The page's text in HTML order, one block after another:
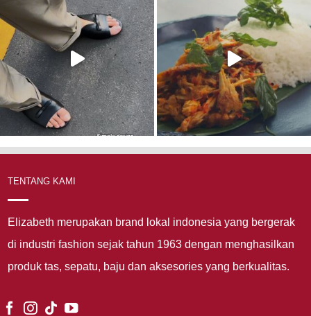
TENTANG KAMI
Elizabeth merupakan brand lokal indonesia yang bergerak
di industri fashion sejak tahun 1963 dengan menghasilkan
produk tas, sepatu, baju dan aksesories yang berkualitas.